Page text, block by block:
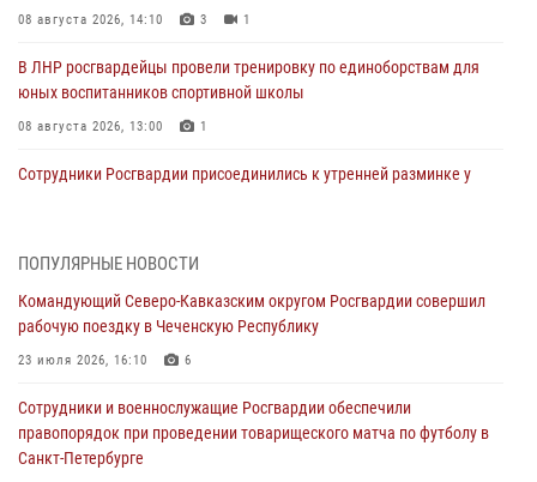
08 августа 2026, 14:10 3 1
В ЛНР росгвардейцы провели тренировку по единоборствам для
юных воспитанников спортивной школы
08 августа 2026, 13:00 1
Сотрудники Росгвардии присоединились к утренней разминке у
в честь юбилея ведомства
08 августа 2026, 09:03
медицины с учетом опыта СВО
08 августа 2026, 09:00 2
ПОПУЛЯРНЫЕ НОВОСТИ
Командующий Северо-Кавказским округом Росгвардии совершил
рабочую поездку в Чеченскую Республику
23 июля 2026, 16:10 6
Сотрудники и военнослужащие Росгвардии обеспечили
правопорядок при проведении товарищеского матча по футболу в
Санкт-Петербурге